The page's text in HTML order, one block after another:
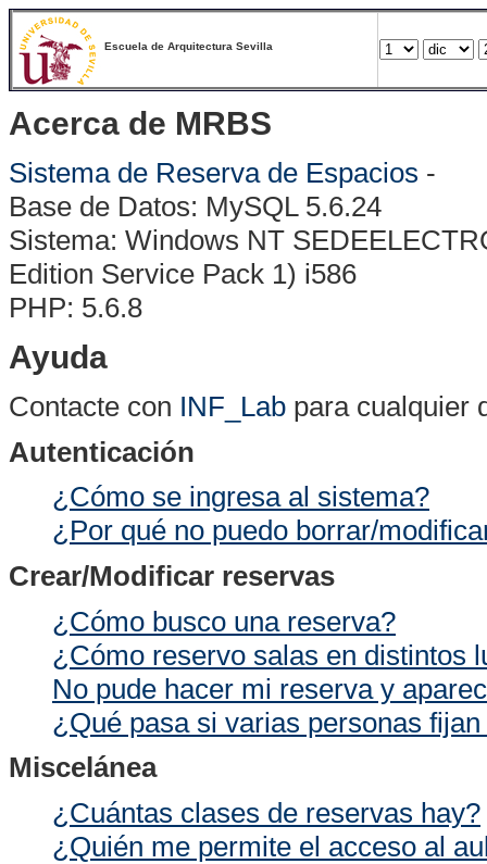
Escuela de Arquitectura Sevilla
Acerca de MRBS
Sistema de Reserva de Espacios -
Base de Datos: MySQL 5.6.24
Sistema: Windows NT
Edition Service Pack 1) i586
PHP: 5.6.8
Ayuda
Contacte con INF_Lab para cualquier
Autenticación
¿Cómo se ingresa al sistema?
¿Por qué no puedo borrar/
Crear/Modificar reservas
¿Cómo busco una reserva?
¿Cómo reservo salas en distintos
No pude hacer mi reserva y
¿Qué pasa si varias personas
Miscelánea
¿Cuántas clases de reservas hay?
¿Quién me permite el acceso al